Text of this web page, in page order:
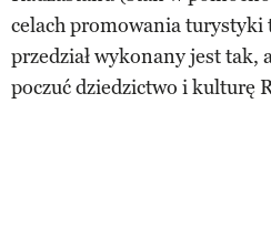
celach promowania turystyki
przedział wykonany jest tak,
poczuć dziedzictwo i kulturę